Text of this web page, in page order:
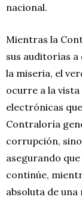
nacional.
Mientras la
sus auditorías
la miseria, el
ocurre a la
electrónicas
Contraloría
corrupción,
asegurando
continúe,
absoluta de